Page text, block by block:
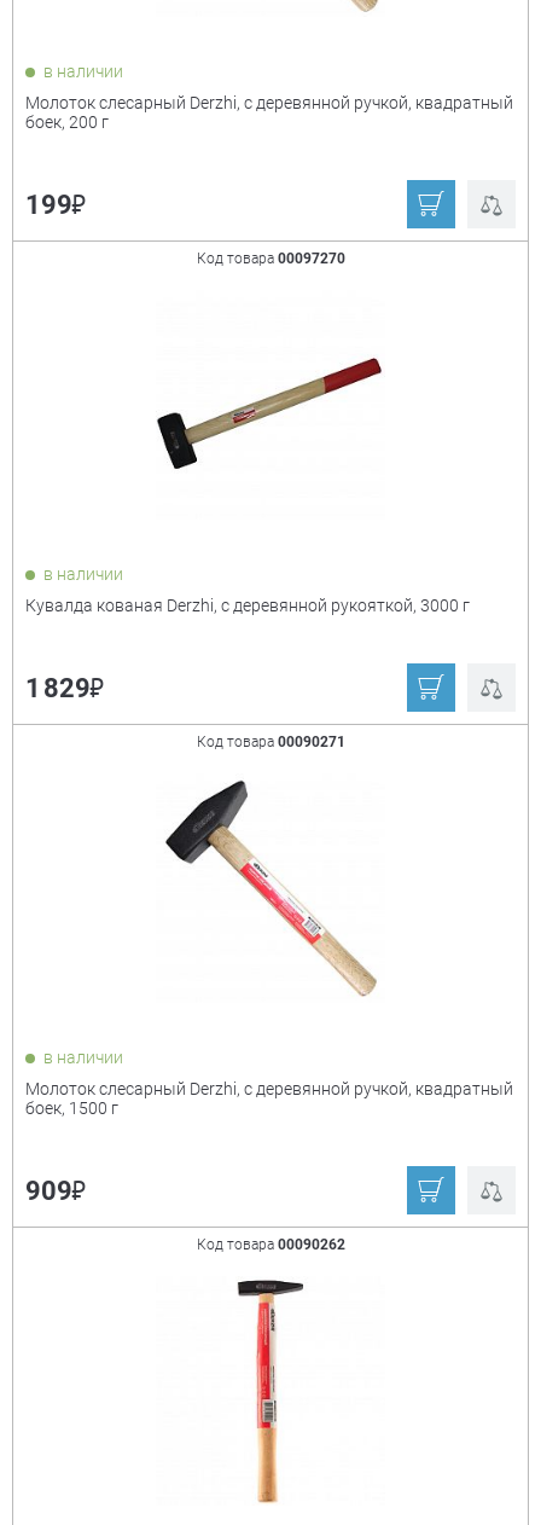
в наличии
Молоток слесарный Derzhi, с деревянной ручкой, квадратный
боек, 200 г
199₽
Код товара 00097270
в наличии
Кувалда кованая Derzhi, с деревянной рукояткой, 3000 г
1 829₽
Код товара 00090271
в наличии
Молоток слесарный Derzhi, с деревянной ручкой, квадратный
боек, 1500 г
909₽
Код товара 00090262